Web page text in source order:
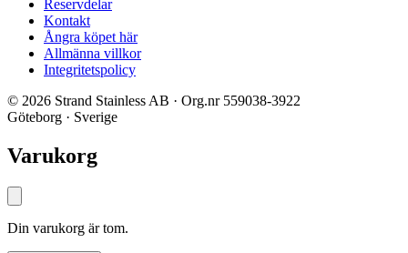
Reservdelar
Kontakt
Ångra köpet här
Allmänna villkor
Integritetspolicy
© 2026 Strand Stainless AB · Org.nr 559038-3922
Göteborg · Sverige
Varukorg
Din varukorg är tom.